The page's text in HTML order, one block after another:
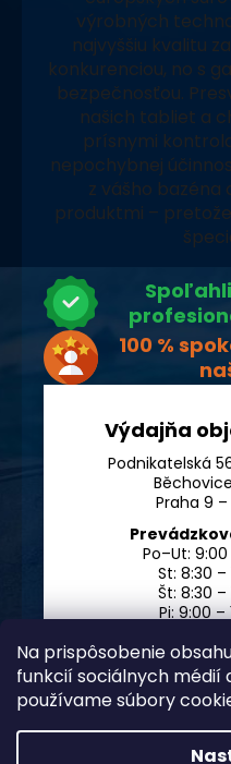
Na prispôsobenie
funkcií sociálnych médií
používame súbory
výrobných
najvyššiu kvalitu
konkurenciou, no s
bezpečnosťou.
našich tabliet a
prísnymi
nepochybnej
z vášho bazéna
produktmi –
100 %
Výdajňa
Podnikatelská
Praha 9 –
Po–Ut: 9:00
St: 8:30 –
Št: 8:30 –
Pi: 9:00 –